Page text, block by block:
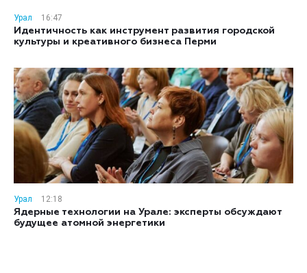
Урал
16:47
Идентичность как инструмент развития городской
культуры и креативного бизнеса Перми
Урал
12:18
Ядерные технологии на Урале: эксперты обсуждают
будущее атомной энергетики